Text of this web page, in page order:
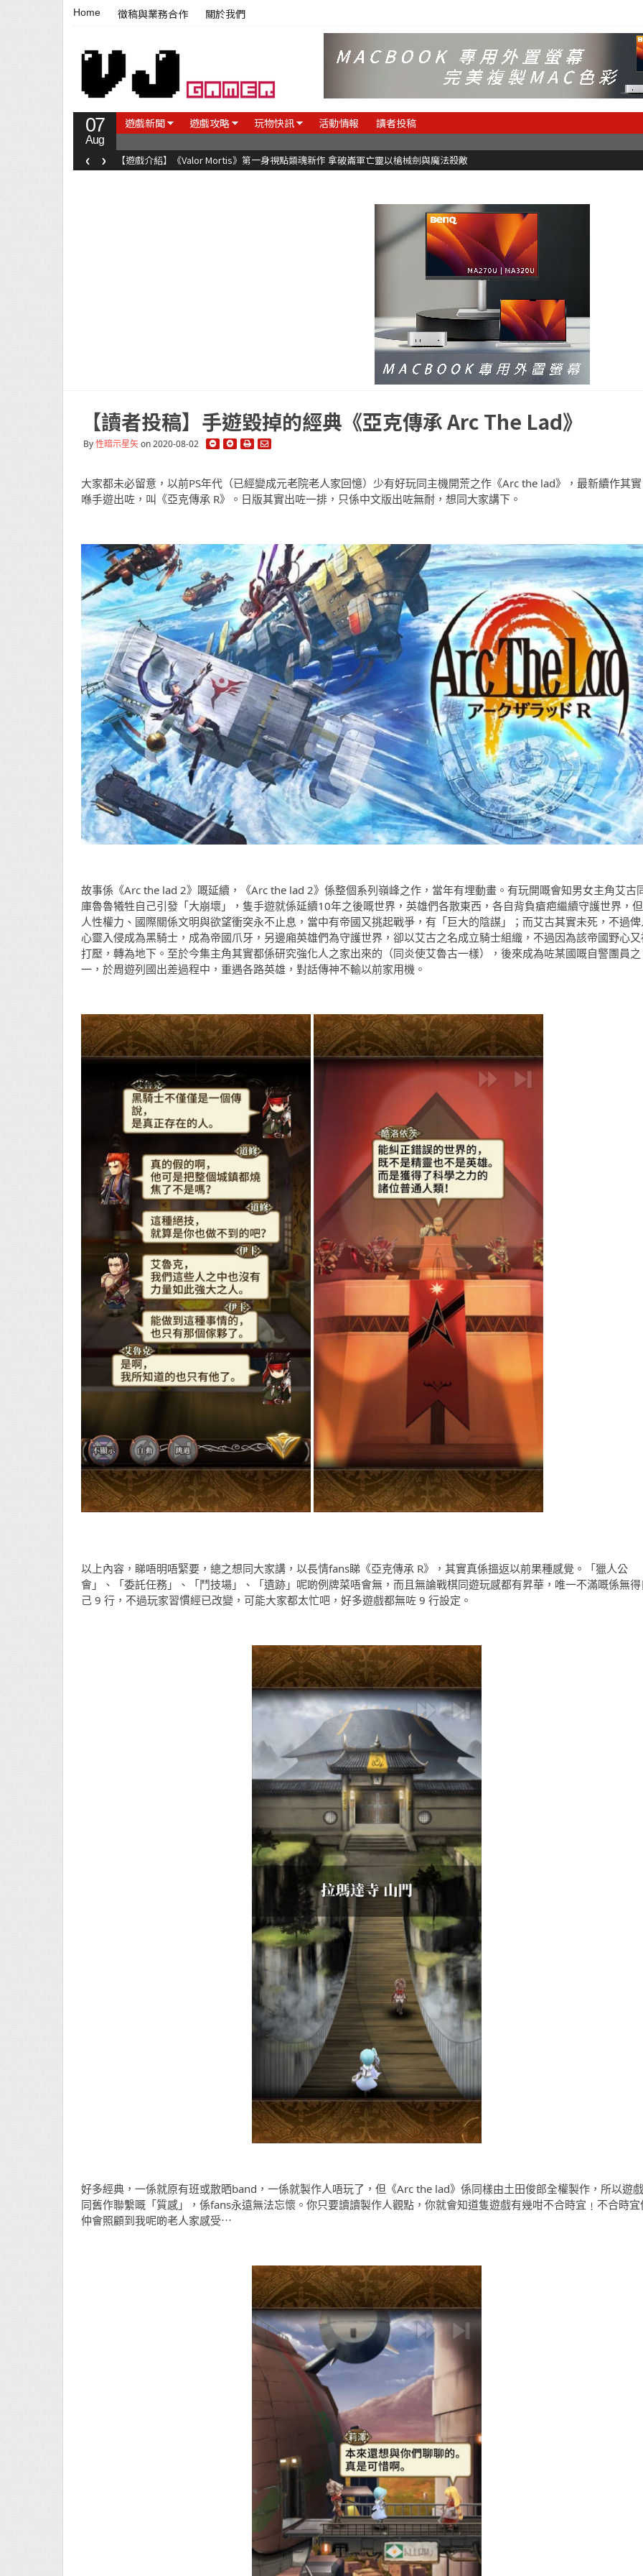
Home 徵稿與業務合作 關於我們
07
Aug
遊戲新聞 遊戲攻略 玩物快訊 活動情報 讀者投稿
【遊戲介紹】《Valor Mortis》第一身視點類魂新作 拿破崙軍亡靈以槍械劍與魔法殺敵
‹ ›
【讀者投稿】手遊毀掉的經典《亞克傳承 Arc The Lad》
By性暗示星矢on 2020-08-02
大家都未必留意，以前PS年代（已經變成元老院老人家回憶）少有好玩同主機開荒之作《Arc the lad》，最新續作其實
喺手遊出咗，叫《亞克傳承 R》。日版其實出咗一排，只係中文版出咗無耐，想同大家講下。
故事係《Arc the lad 2》嘅延續，《Arc the lad 2》係整個系列嶺峰之作，當年有埋動畫。有玩開嘅會知男女主角艾古
庫魯魯犧牲自己引發「大崩壞」，隻手遊就係延續10年之後嘅世界，英雄們各散東西，各自背負瘡疤繼續守護世界，但
人性權力、國際關係文明與欲望衝突永不止息，當中有帝國又挑起戰爭，有「巨大的陰謀」；而艾古其實未死，不過
心靈入侵成為黑騎士，成為帝國爪牙，另邊廂英雄們為守護世界，卻以艾古之名成立騎士組織，不過因為該帝國野心
打壓，轉為地下。至於今集主角其實都係研究強化人之家出來的（同炎使艾魯古一樣），後來成為咗某國嘅自警團員之
一，於周遊列國出差過程中，重遇各路英雄，對話傳神不輸以前家用機。
以上內容，睇唔明唔緊要，總之想同大家講，以長情fans睇《亞克傳承 R》，其實真係搵返以前果種感覺。「獵人公
會」、「委託任務」、「鬥技場」、「遺跡」呢啲例牌菜唔會無，而且無論戰棋同遊玩感都有昇華，唯一不滿嘅係無
己 9 行，不過玩家習慣經已改變，可能大家都太忙吧，好多遊戲都無咗 9 行設定。
好多經典，一係就原有班或散晒band，一係就製作人唔玩了，但《Arc the lad》係同樣由土田俊郎全權製作，所以遊戲
同舊作聯繫嘅「質感」，係fans永遠無法忘懷。你只要讀讀製作人觀點，你就會知道隻遊戲有幾咁不合時宜﹗不合時宜
仲會照顧到我呢啲老人家感受⋯